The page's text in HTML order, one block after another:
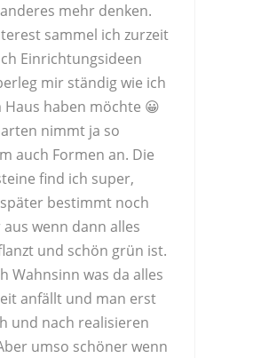
mehr denken.
sammel ich zurzeit
Einrichtungsideen
mir ständig wie ich
Haus haben möchte 😀
nimmt ja so
auch Formen an. Die
find ich super,
bestimmt noch
aus wenn dann alles
und schön grün ist.
Wahnsinn was da alles
anfällt und man erst
und nach realisieren
umso schöner wenn